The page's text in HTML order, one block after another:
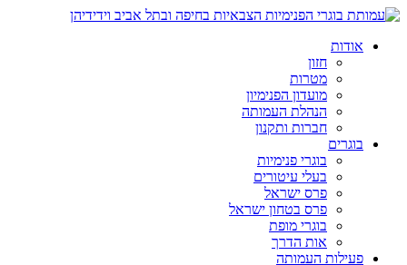
אודות
חזון
מטרות
מועדון הפנימיון
הנהלת העמותה
חברות ותקנון
בוגרים
בוגרי פנימיות
בעלי עיטורים
פרס ישראל
פרס בטחון ישראל
בוגרי מופת
אות הדרך
פעילות העמותה